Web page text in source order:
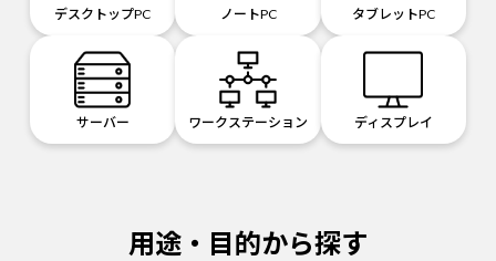
デスクトップPC ノートPC タブレットPC
サーバー ワークステーション ディスプレイ
用途・目的から探す